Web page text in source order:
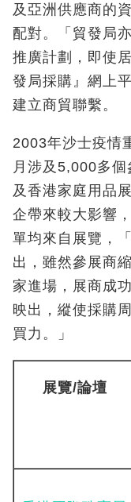
及亞洲供應商的
配對。「貿發局
推廣計劃，即使
發局採購』網上
建立商貿聯繫。
2003年沙士疫情
月涉及5,000多
及香港家庭用品
企帶來較大影響
單均來自展覽，
出，雖然參展商
家進場，展商成
映出，縱使採購
買力。」
展覽/論壇